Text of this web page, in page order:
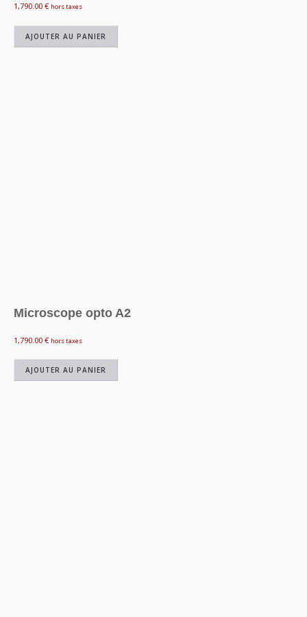
1,790.00 € hors taxes
AJOUTER AU PANIER
Microscope opto A2
1,790.00 € hors taxes
AJOUTER AU PANIER